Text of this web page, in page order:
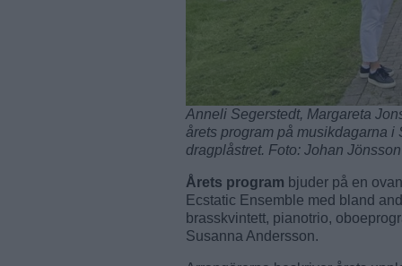
Anneli Segerstedt, Margareta
årets program på musikdagarna
dragplåstret. Foto: Johan Jönsson
Årets program bjuder på en
Ecstatic Ensemble med bland
brasskvintett, pianotrio,
Susanna Andersson.